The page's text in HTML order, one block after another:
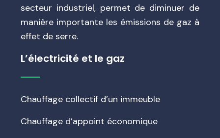
secteur industriel, permet de diminuer de
manière importante les émissions de gaz à
effet de serre.
L’électricité et le gaz
Chauffage collectif d’un immeuble
Chauffage d’appoint économique